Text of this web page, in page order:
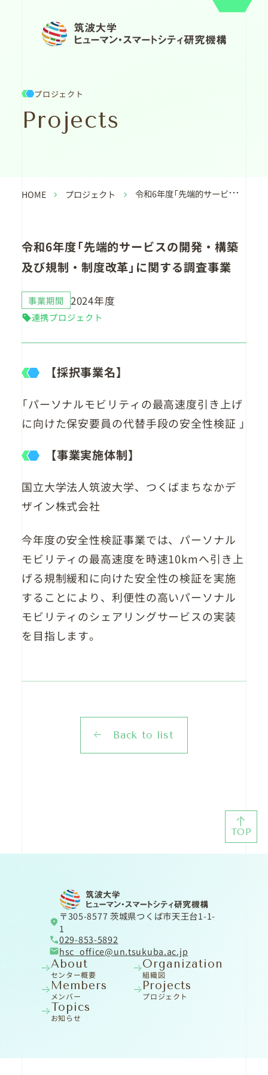
プロジェクト
Projects
HOME プロジェクト 令和6年度「先端的サービスの開発・構築及び規制・制度改革」に関する調査事業
令和6年度「先端的サービスの開発・構築
及び規制・制度改革」に関する調査事業
事業期間 2024年度
連携プロジェクト
【採択事業名】
「パーソナルモビリティの最高速度引き上げ
に向けた保安要員の代替手段の安全性検証 」
【事業実施体制】
国立大学法人筑波大学、つくばまちなかデ
ザイン株式会社
今年度の安全性検証事業では、パーソナル
モビリティの最高速度を時速10kmへ引き上
げる規制緩和に向けた安全性の検証を実施
することにより、利便性の高いパーソナル
モビリティのシェアリングサービスの実装
を目指します。
Back to list
TOP
〒305-8577 茨城県つくば市天王台1-1-
1
029-853-5892
hsc_office
un.tsukuba.ac.jp
About
センター概要
Organization
組織図
Members
メンバー
Projects
プロジェクト
Topics
お知らせ